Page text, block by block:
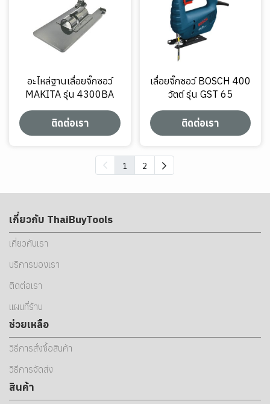
อะไหล่ฐานเลื่อยจิ๊กซอว์
MAKITA รุ่น 4300BA
ติดต่อเรา
เลื่อยจิ๊กซอว์ BOSCH 400
วัตต์ รุ่น GST 65
ติดต่อเรา
1 2
เกี่ยวกับ ThaiBuyTools
เกี่ยวกับเรา
บริการของเรา
ติดต่อเรา
แผนที่ร้าน
ช่วยเหลือ
วิธีการสั่งซื้อสินค้า
วิธีการจัดส่ง
สินค้า